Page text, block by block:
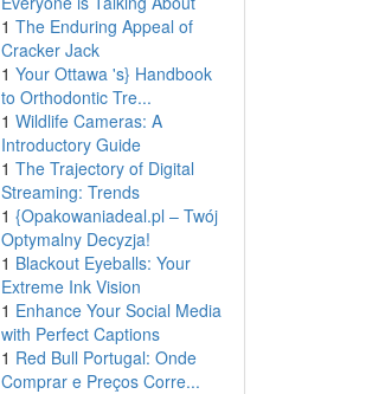
1 The Enduring Appeal of
Cracker Jack
1 Your Ottawa 's} Handbook
to Orthodontic Tre...
1 Wildlife Cameras: A
Introductory Guide
1 The Trajectory of Digital
Streaming: Trends
1 {Opakowaniadeal.pl – Twój
Optymalny Decyzja!
1 Blackout Eyeballs: Your
Extreme Ink Vision
1 Enhance Your Social Media
with Perfect Captions
1 Red Bull Portugal: Onde
Comprar e Preços Corre...